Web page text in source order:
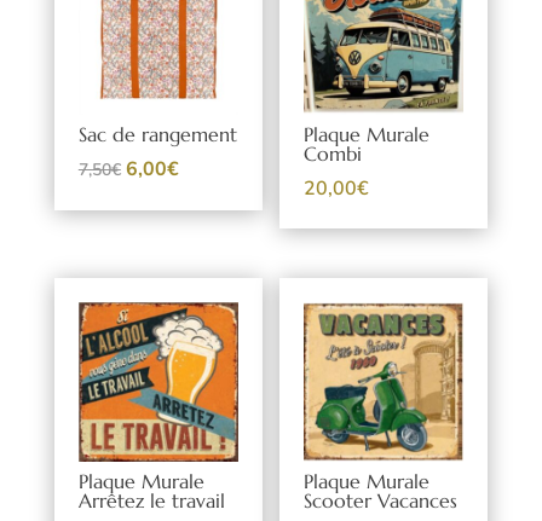
Sac de rangement
7,50€ Le
6,00€Le
Plaque Murale
Combi
20,00€
Plaque Murale
Arrêtez le travail
Plaque Murale
Scooter Vacances